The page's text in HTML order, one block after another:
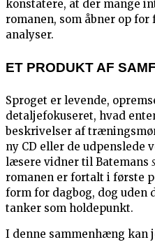
konstatere, at der mange
romanen, som åbner op
analyser.
ET PRODUKT AF
Sproget er levende,
detaljefokuseret, hvad
beskrivelser af
ny CD eller de udpenslede
læsere vidner til Batemans
romanen er fortalt i første
form for dagbog, dog uden
tanker som holdepunkt.
I denne sammenhæng kan